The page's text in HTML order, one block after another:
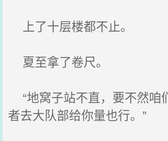
上了十层楼都不止。
夏至拿了卷尺。
“地窝子站不直，要不然咱
者去大队部给你量也行。”